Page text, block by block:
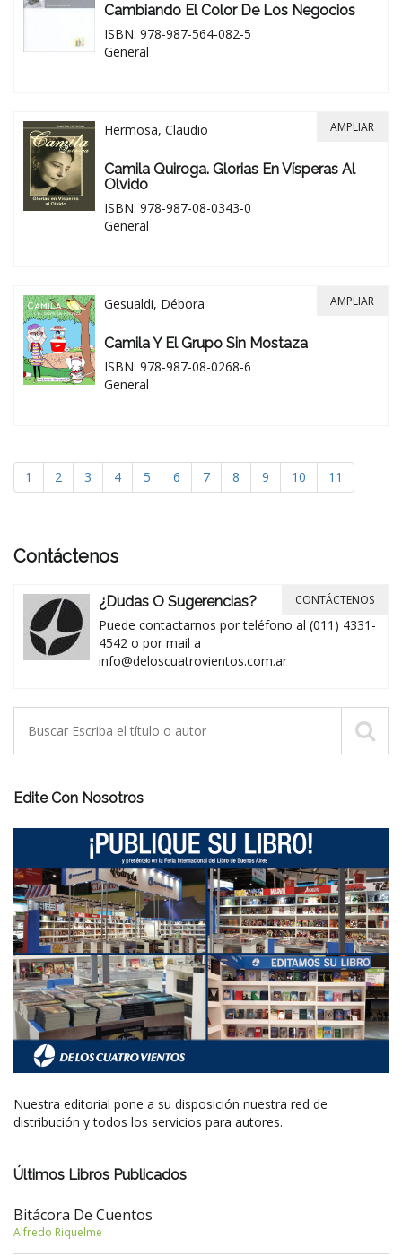
Cambiando El Color De Los Negocios
ISBN: 978-987-564-082-5
General
Hermosa, Claudio
Camila Quiroga. Glorias En Vísperas Al
Olvido
ISBN: 978-987-08-0343-0
General
AMPLIAR
Gesualdi, Débora
Camila Y El Grupo Sin Mostaza
ISBN: 978-987-08-0268-6
General
AMPLIAR
1 2 3 4 5 6 7 8 9 10 11
Contáctenos
¿Dudas O Sugerencias?
Puede contactarnos por teléfono al (011) 4331-
4542 o por mail a
info@deloscuatrovientos.com.ar
CONTÁCTENOS
Edite Con Nosotros
Nuestra editorial pone a su disposición nuestra red de
distribución y todos los servicios para autores.
Últimos Libros Publicados
Bitácora De Cuentos
Alfredo Riquelme